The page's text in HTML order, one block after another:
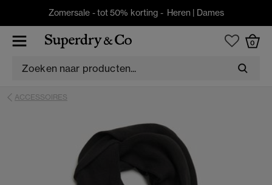
Zomersale - tot 50% korting - Heren | Dames
0
ACCESSOIRES